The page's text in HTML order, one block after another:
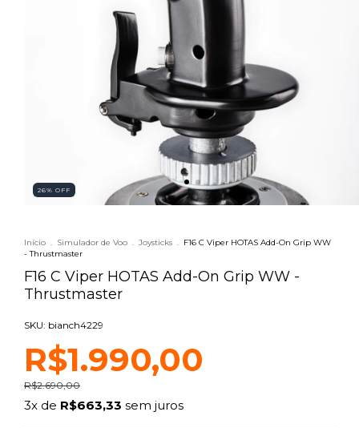
26% OFF
Início Simulador de Voo Joysticks
F16 C Viper HOTAS Add-On Grip WW
- Thrustmaster
F16 C Viper HOTAS Add-On Grip WW -
Thrustmaster
SKU: bianch4229
R$1.990,00
R$2.690,00
3x de R$663,33 sem juros